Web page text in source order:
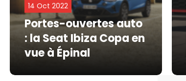
14 Oct 2022
Portes-ouvertes auto
: la Seat Ibiza Copa en
vue à Épinal